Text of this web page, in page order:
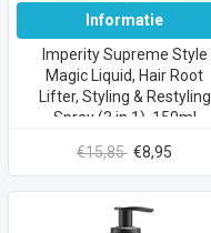
Informatie
Imperity Supreme Style
Magic Liquid, Hair Root
Lifter, Styling & Restyling
Spray (3 in 1) ,150ml
€15,85 €8,95